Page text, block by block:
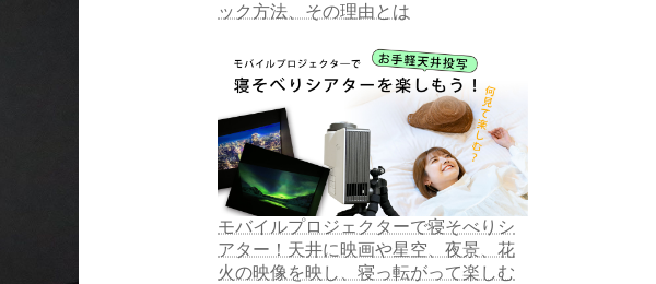
ック方法、その理由とは
モバイルプロジェクターで寝そべりシ
アター！天井に映画や星空、夜景、花
火の映像を映し、寝っ転がって楽しむ